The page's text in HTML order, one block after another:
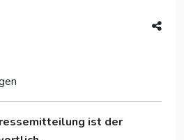
ist der